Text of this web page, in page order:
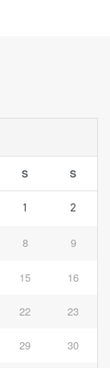
S S
1 2
8 9
15 16
22 23
29 30